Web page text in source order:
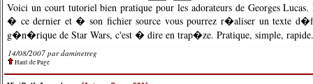
Voici un court tutoriel bien pratique pour les adorateurs de Georges
� ce dernier et � son fichier source vous pourrez r�aliser un texte
g�n�rique de Star Wars, c'est � dire en trap�ze. Pratique, simple,
14/08/2007 pardaminetreg
Haut de Page